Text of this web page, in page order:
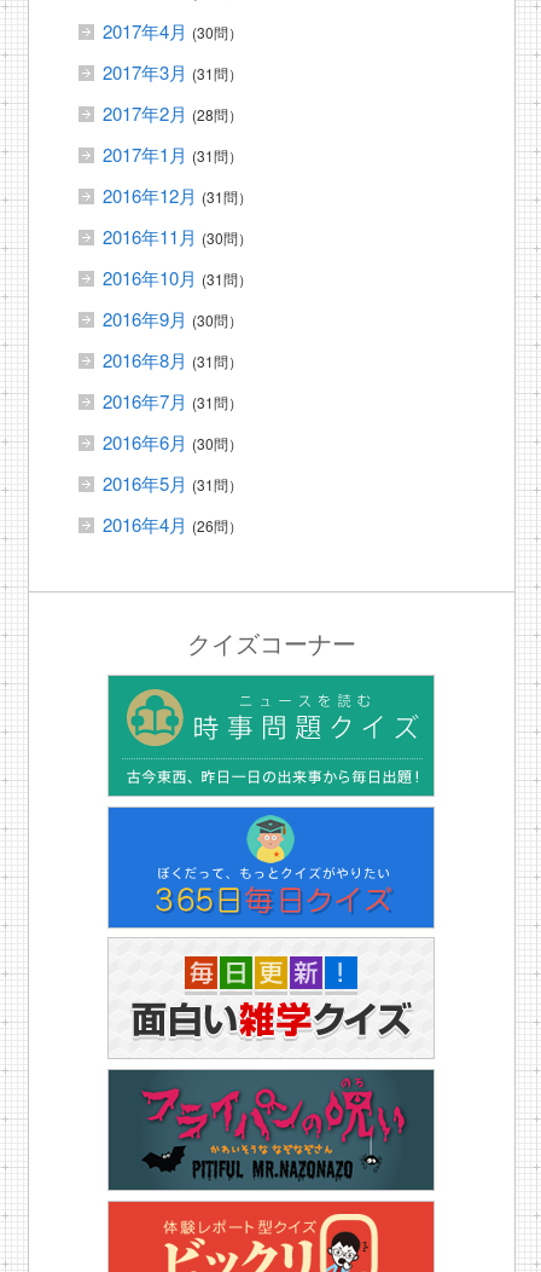
2017年4月 (30問）
2017年3月 (31問）
2017年2月 (28問）
2017年1月 (31問）
2016年12月 (31問）
2016年11月 (30問）
2016年10月 (31問）
2016年9月 (30問）
2016年8月 (31問）
2016年7月 (31問）
2016年6月 (30問）
2016年5月 (31問）
2016年4月 (26問）
クイズコーナー